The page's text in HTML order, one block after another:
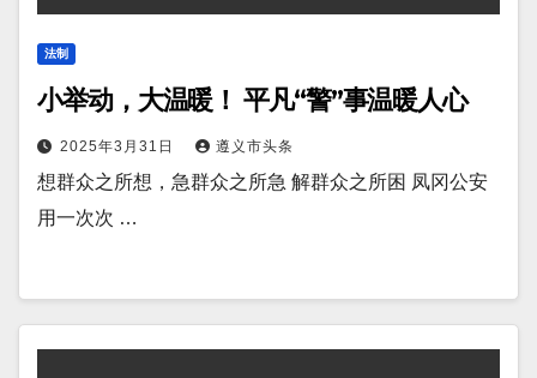
法制
小举动，大温暖！ 平凡“警”事温暖人心
2025年3月31日 遵义市头条
想群众之所想，急群众之所急 解群众之所困 凤冈公安
用一次次 …